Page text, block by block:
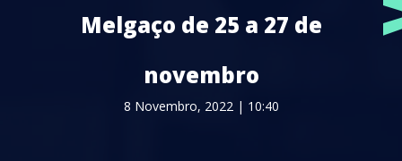
Melgaço de 25 a 27 de
novembro
8 Novembro, 2022 | 10:40